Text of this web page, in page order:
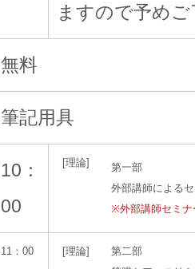
ますので予め
無料
筆記用具
10：
00
[理論]
第一部
外部講師による
※外部講師セミナ
11：00 [理論]
第二部